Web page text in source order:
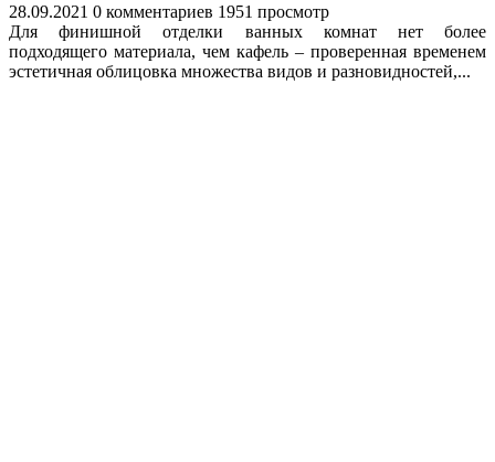
28.09.2021 0 комментариев 1951 просмотр
Для финишной отделки ванных комнат нет более
подходящего материала, чем кафель – проверенная временем
эстетичная облицовка множества видов и разновидностей,...